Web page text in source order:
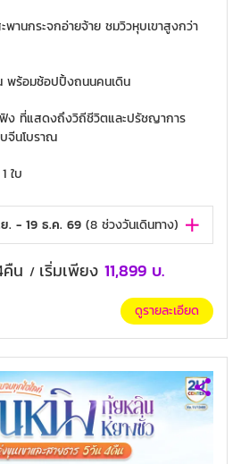
านกระจกอ่ายจ้าย ชมวิวหุบเขาสูงกว่า
พร้อมช้อปปิ้งถนนคนเดิน
ง ที่แสดงถึงวิถีชีวิตและปรัชญาการ
จีนโบราณ
ใบ
. - 19 ธ.ค. 69 (8 ช่วงวันเดินทาง)
น / เริ่มเพียง 11,899 บ.
ดูรายละเอียด